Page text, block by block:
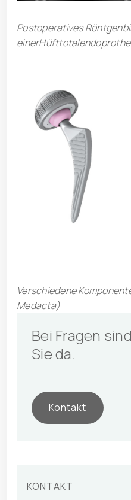
Bei Fragen
Sie da.
Kontakt
Postoperatives
Verschiedene
Medacta)
KONTAKT